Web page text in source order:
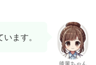
ます。